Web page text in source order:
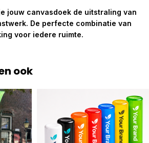
jouw canvasdoek de uitstraling van
De perfecte combinatie van
voor iedere ruimte.
ook